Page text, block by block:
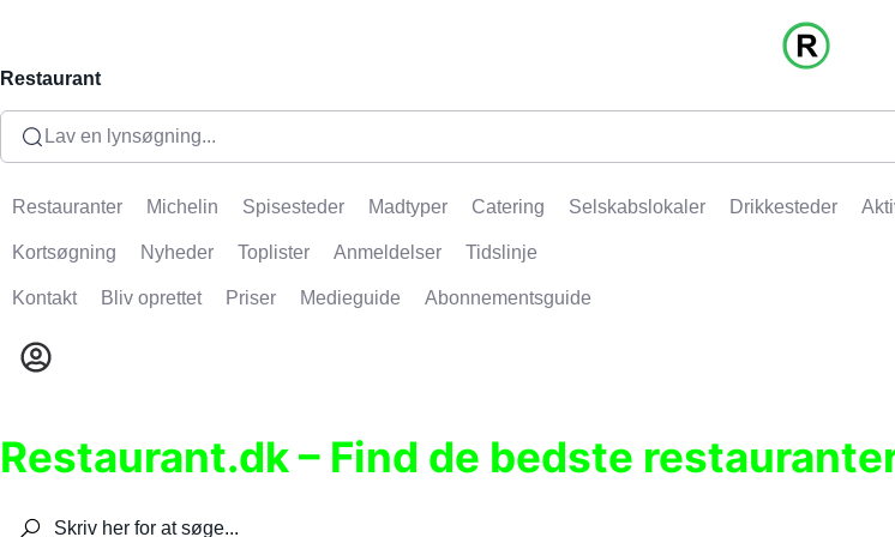
Restaurant
Lav en lynsøgning...
Restauranter Michelin Spisesteder Madtyper Catering Selskabslokaler Drikkesteder
Kortsøgning Nyheder Toplister Anmeldelser Tidslinje
Kontakt Bliv oprettet Priser Medieguide Abonnementsguide
Restaurant.dk – Find de bedste